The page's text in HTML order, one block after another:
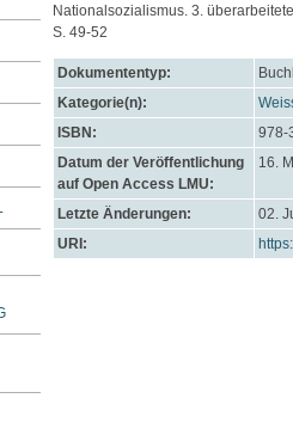
Nationalsozialismus. 3.
S. 49-52
Dokumententyp:
Kategorie(n):
ISBN:
978-
Datum der Veröffentlichung
auf Open Access LMU:
16.
Letzte Änderungen:
02.
URI: